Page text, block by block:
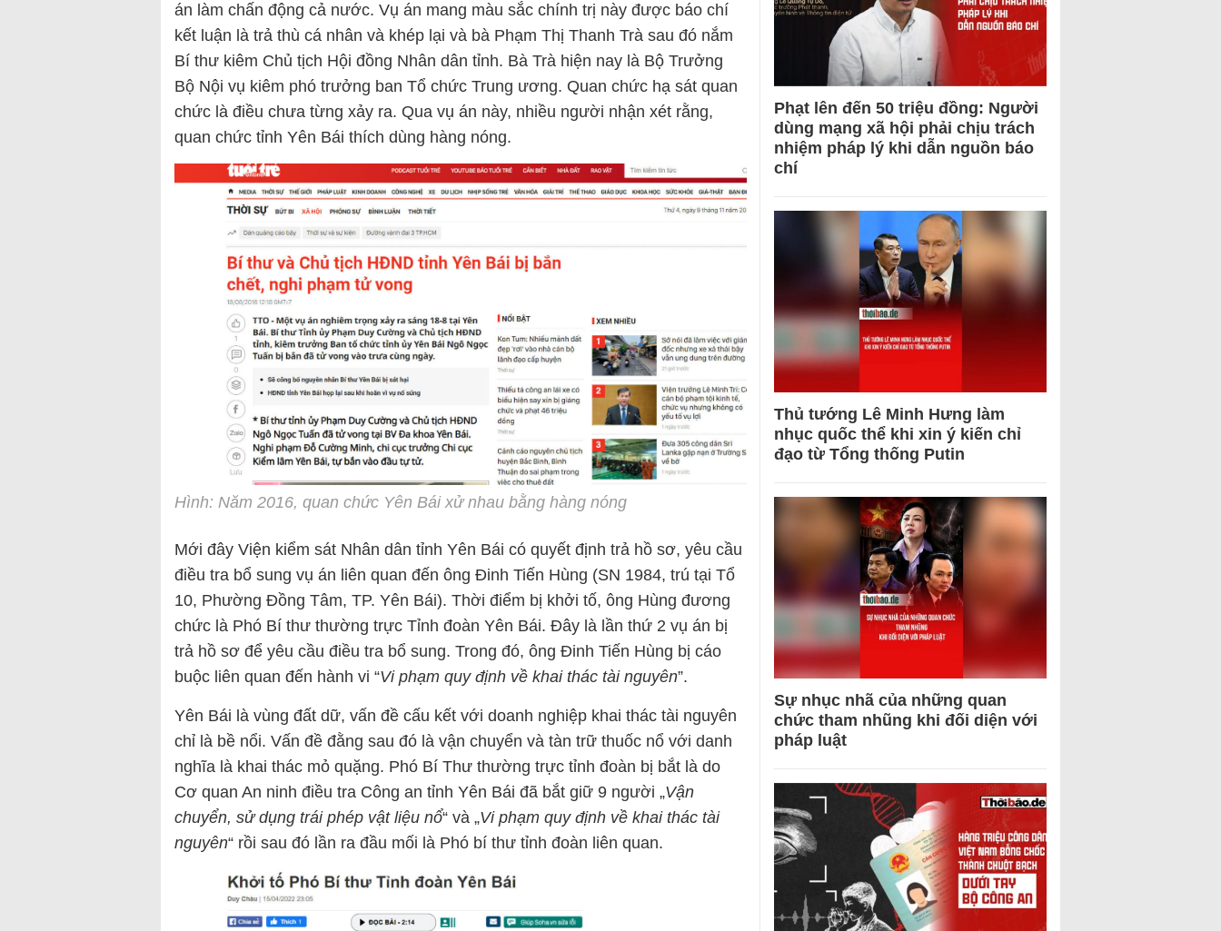
án làm chấn động cả nước. Vụ án mang màu sắc chính trị này được báo chí
kết luận là trả thù cá nhân và khép lại và bà Phạm Thị Thanh Trà sau đó nắm
Bí thư kiêm Chủ tịch Hội đồng Nhân dân tỉnh. Bà Trà hiện nay là Bộ Trưởng
Bộ Nội vụ kiêm phó trưởng ban Tổ chức Trung ương. Quan chức hạ sát quan
chức là điều chưa từng xảy ra. Qua vụ án này, nhiều người nhận xét rằng,
quan chức tỉnh Yên Bái thích dùng hàng nóng.
Hình: Năm 2016, quan chức Yên Bái xử nhau bằng hàng nóng
Mới đây Viện kiểm sát Nhân dân tỉnh Yên Bái có quyết định trả hồ sơ, yêu cầu
điều tra bổ sung vụ án liên quan đến ông Đinh Tiến Hùng (SN 1984, trú tại Tổ
10, Phường Đồng Tâm, TP. Yên Bái). Thời điểm bị khởi tố, ông Hùng đương
chức là Phó Bí thư thường trực Tỉnh đoàn Yên Bái. Đây là lần thứ 2 vụ án bị
trả hồ sơ để yêu cầu điều tra bổ sung. Trong đó, ông Đinh Tiến Hùng bị cáo
buộc liên quan đến hành vi “Vi phạm quy định về khai thác tài nguyên”.
Yên Bái là vùng đất dữ, vấn đề cấu kết với doanh nghiệp khai thác tài nguyên
chỉ là bề nổi. Vấn đề đằng sau đó là vận chuyển và tàn trữ thuốc nổ với danh
nghĩa là khai thác mỏ quặng. Phó Bí Thư thường trực tỉnh đoàn bị bắt là do
Cơ quan An ninh điều tra Công an tỉnh Yên Bái đã bắt giữ 9 người „Vận
chuyển, sử dụng trái phép vật liệu nổ“ và „Vi phạm quy định về khai thác tài
nguyên“ rồi sau đó lần ra đầu mối là Phó bí thư tỉnh đoàn liên quan.
Phạt lên đến 50 triệu đồng: Người
dùng mạng xã hội phải chịu trách
nhiệm pháp lý khi dẫn nguồn báo
chí
Thủ tướng Lê Minh Hưng làm
nhục quốc thể khi xin ý kiến chỉ
đạo từ Tổng thống Putin
Sự nhục nhã của những quan
chức tham nhũng khi đối diện với
pháp luật